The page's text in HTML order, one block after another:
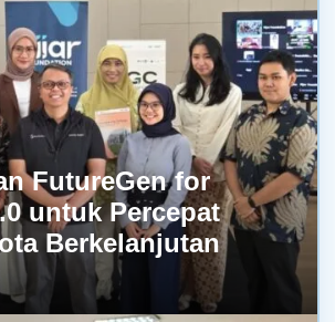
FutureGen for
untuk Percepat
Berkelanjutan